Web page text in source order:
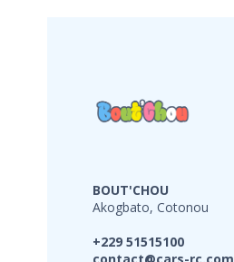
BOUT'CHOU
Akogbato, Cotonou
+229 51515100